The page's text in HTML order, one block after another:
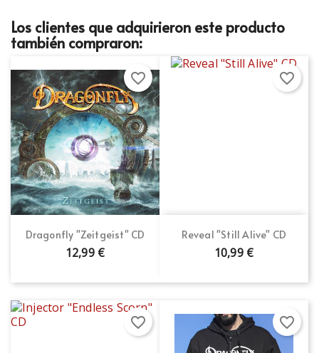
Los clientes que adquirieron este producto
también compraron:
Dragonfly "Zeitgeist" CD
12,99 €
favorite_border
Reveal "Still Alive" CD
10,99 €
favorite_border
favorite_border favorite_border